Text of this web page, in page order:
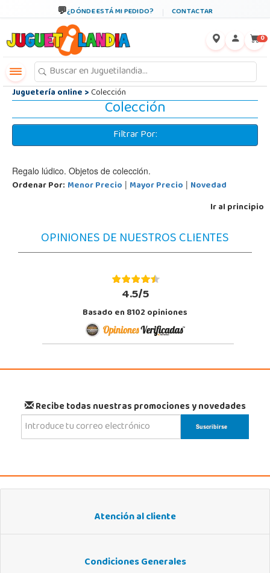
¿DÓNDE ESTÁ MI PEDIDO? CONTACTAR
0
Juguetería online>Colección
Colección
Filtrar Por:
Regalo lúdico. Objetos de colección.
Ordenar Por: Menor Precio | Mayor Precio | Novedad
Ir al principio
OPINIONES DE NUESTROS CLIENTES
4.5/5
Basado en 8102 opiniones
Recibe todas nuestras promociones y novedades
Atención al cliente
Condiciones Generales